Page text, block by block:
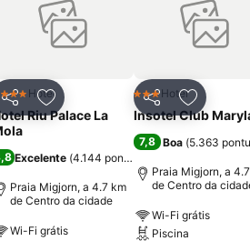
)
PartilharAdicionar aos favoritos
Hotel
Riu Palace La
Excelente (4.144 pontuações
Praia Migjorn, a 4.7 km
de Centro da cidade
Wi-Fi grátis
Partilhar
3 Estrelas
Hotel
Insotel Club
7,8 Boa (5.363
Praia Migjorn, a
de Centro da
Wi-Fi grátis
Piscina